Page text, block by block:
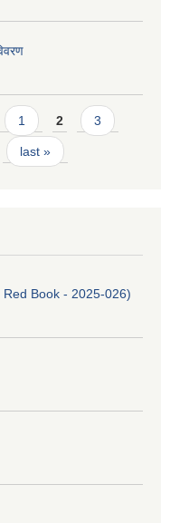
1 2 3
last »
Red Book - 2025-026)